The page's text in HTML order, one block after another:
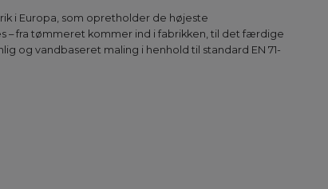
i Europa, som opretholder de højeste
– fra tømmeret kommer ind i fabrikken, til det færdige
og vandbaseret maling i henhold til standard EN 71-